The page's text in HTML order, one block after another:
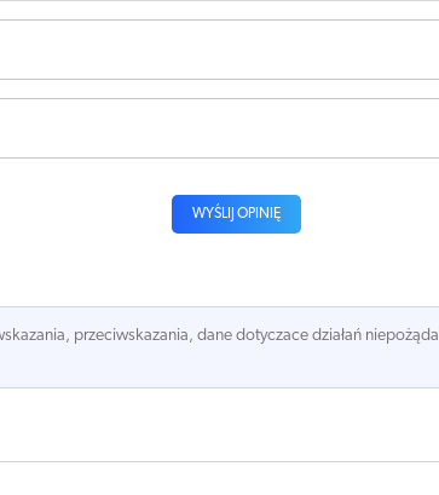
WYŚLIJ OPINIĘ
przeciwskazania, dane dotyczace działań